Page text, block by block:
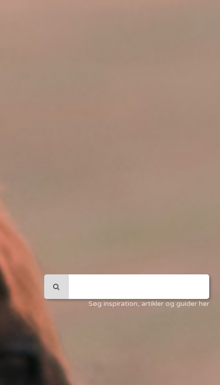
Søg inspiration, artikler og guider her